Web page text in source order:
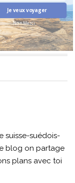
suisse-suédois-
blog on partage
plans avec toi
Je veux voyager
Non Merci